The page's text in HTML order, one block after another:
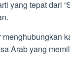
yang tepat dari
Arab yang